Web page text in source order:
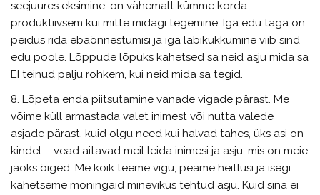
seejuures eksimine, on vähemalt kümme korda
produktiivsem kui mitte midagi tegemine. Iga edu taga on
peidus rida ebaõnnestumisi ja iga läbikukkumine viib sind
edu poole. Lõppude lõpuks kahetsed sa neid asju mida sa
EI teinud palju rohkem, kui neid mida sa tegid.
8. Lõpeta enda piitsutamine vanade vigade pärast. Me
võime küll armastada valet inimest või nutta valede
asjade pärast, kuid olgu need kui halvad tahes, üks asi on
kindel – vead aitavad meil leida inimesi ja asju, mis on meie
jaoks õiged. Me kõik teeme vigu, peame heitlusi ja isegi
kahetseme mõningaid minevikus tehtud asju. Kuid sina ei